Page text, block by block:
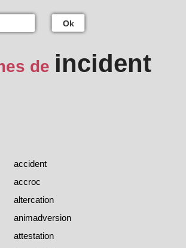
Ok
de incident
accident
accroc
altercation
animadversion
attestation